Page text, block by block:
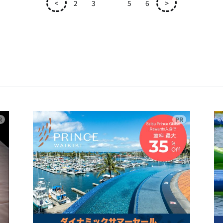
< 2 3 5 6 >
広告